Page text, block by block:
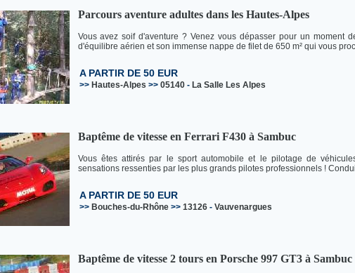
Parcours aventure adultes dans les Hautes-Alpes
Vous avez soif d'aventure ? Venez vous dépasser pour un moment
d'équilibre aérien et son immense nappe de filet de 650 m² qui vous
A PARTIR DE 50 EUR
>> Hautes-Alpes >> 05140- La Salle Les Alpes
Baptême de vitesse en Ferrari F430 à Sambuc
Vous êtes attirés par le sport automobile et le pilotage de
sensations ressenties par les plus grands pilotes professionnels !
A PARTIR DE 50 EUR
>> Bouches-du-Rhône>> 13126- Vauvenargues
Baptême de vitesse 2 tours en Porsche 997 GT3 à Sambuc